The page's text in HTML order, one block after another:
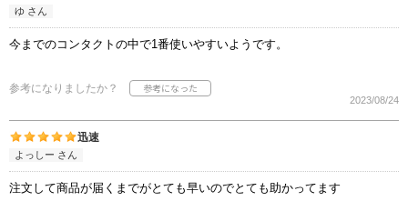
ゆ さん
今までのコンタクトの中で1番使いやすいようです。
参考になりましたか？
2023/08/24
迅速
よっしー さん
注文して商品が届くまでがとても早いのでとても助かってます